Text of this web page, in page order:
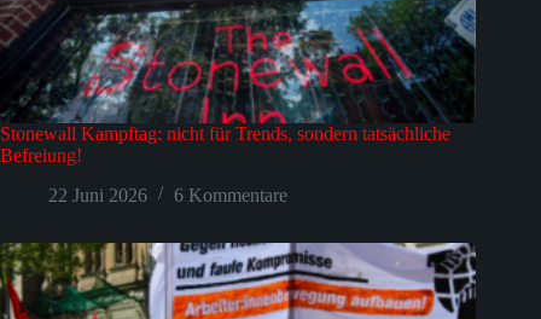
Stonewall Kampftag: nicht für Trends, sondern tatsächliche
Befreiung!
22 Juni 2026
6 Kommentare